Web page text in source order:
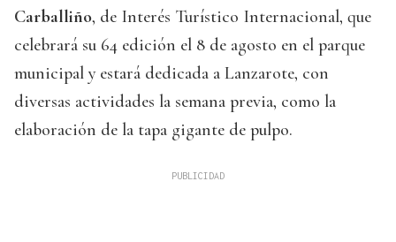
Carballiño, de Interés Turístico Internacional, que
celebrará su 64 edición el 8 de agosto en el parque
municipal y estará dedicada a Lanzarote, con
diversas actividades la semana previa, como la
elaboración de la tapa gigante de pulpo.